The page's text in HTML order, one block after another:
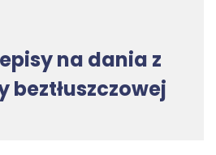
na dania z